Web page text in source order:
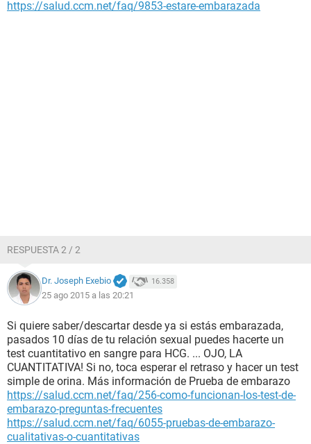
https://salud.ccm.net/faq/9853-estare-embarazada
RESPUESTA 2 / 2
Dr. Joseph Exebio 16.358
25 ago 2015 a las 20:21
Si quiere saber/descartar desde ya si estás embarazada,
pasados 10 días de tu relación sexual puedes hacerte un
test cuantitativo en sangre para HCG. ... OJO, LA
CUANTITATIVA! Si no, toca esperar el retraso y hacer un test
simple de orina. Más información de Prueba de embarazo
https://salud.ccm.net/faq/256-como-funcionan-los-test-de-
embarazo-preguntas-frecuentes
https://salud.ccm.net/faq/6055-pruebas-de-embarazo-
cualitativas-o-cuantitativas